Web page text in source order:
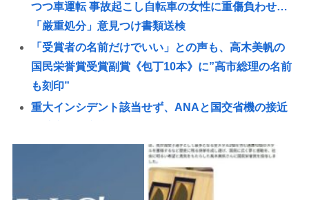
つつ車運転 事故起こし自転車の女性に重傷負わせ…
「厳重処分」意見つけ書類送検
「受賞者の名前だけでいい」との声も、高木美帆の
国民栄誉賞受賞副賞《包丁10本》に”高市総理の名前
も刻印”
重大インシデント該当せず、ANAと国交省機の接近
ラブル、羽田空港沖、全日空に通知
トランプ「米軍の弾薬が足りないなんて嘘だから
な、リークした奴は懲役刑だ！」